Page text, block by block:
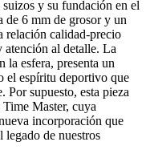
suizos y su fundación en el
de 6 mm de grosor y un
relación calidad-precio
atención al detalle. La
la esfera, presenta un
el espíritu deportivo que
Por supuesto, esta pieza
Time Master, cuya
incorporación que
legado de nuestros